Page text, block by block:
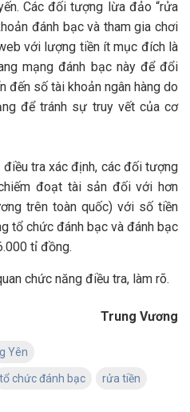
Các đối tượng lừa đảo “rửa
đánh bạc và tham gia chơi
với lượng tiền ít mục đích là
mạng đánh bạc này để đổi
đến số tài khoản ngân hàng do
để tránh sự truy vết của cơ
tra xác định, các đối tượng
đoạt tài sản đối với hơn
trên toàn quốc) với số tiền
tổ chức đánh bạc và đánh bạc
tỉ đồng.
chức năng điều tra, làm rõ.
Trung Vương
Yên
tổ chức đánh bạc rửa tiền